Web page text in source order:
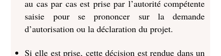
au cas par cas est prise par l’autorité compétente
saisie pour se prononcer sur la demande
d’autorisation ou la déclaration du projet.
Si elle est prise, cette décision est rendue dans un